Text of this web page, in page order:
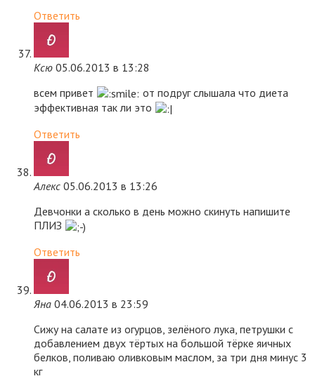
Ответить
Ксю 05.06.2013 в 13:28
всем привет
от подруг слышала что диета
эффективная так ли это
Ответить
Алекс 05.06.2013 в 13:26
Девчонки а сколько в день можно скинуть напишите
ПЛИЗ
Ответить
Яна 04.06.2013 в 23:59
Сижу на салате из огурцов, зелёного лука, петрушки с
добавлением двух тёртых на большой тёрке яичных
белков, поливаю оливковым маслом, за три дня минус 3
кг